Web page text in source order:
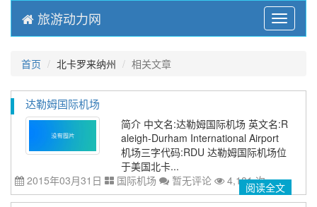
Menu
旅游动力网
首页 北卡罗来纳州 相关文章
达勒姆国际机场
简介 中文名:达勒姆国际机场 英文名:R
aleigh-Durham International Airport
机场三字代码:RDU 达勒姆国际机场位
于美国北卡...
2015年03月31日
国际机场 暂无评论 4,181 次阅读全文